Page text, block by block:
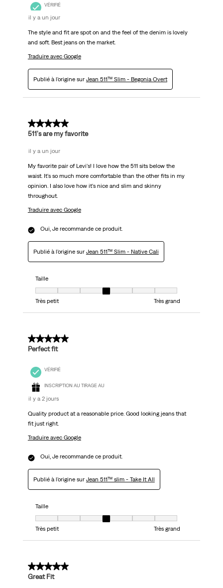
VÉRIFIÉ
il y a un jour
The style and fit are spot on and the feel of the denim is lovely
and soft. Best jeans on the market.
Traduire avec Google
Publié à l'origine sur Jean 511™ Slim - Begonia Overt
5 sur 5 étoiles.
511's are my favorite
il y a un jour
My favorite pair of Levi's! I love how the 511 sits below the
waist. It's so much more comfortable than the other fits in my
opinion. I also love how it's nice and slim and skinny
throughout.
Traduire avec Google
Oui, Je recommande ce produit.
Publié à l'origine sur Jean 511™ Slim - Native Cali
Taille
Taille, 4 sur 7, où 1 est égal à Très petit et 7 est égal à Très grand
Très petit
Très grand
5 sur 5 étoiles.
Perfect fit
VÉRIFIÉ
INSCRIPTION AU TIRAGE AU
il y a 2 jours
Quality product at a reasonable price. Good looking jeans that
fit just right.
Traduire avec Google
Oui, Je recommande ce produit.
Publié à l'origine sur Jean 511™ slim - Take It All
Taille
Taille, 4 sur 7, où 1 est égal à Très petit et 7 est égal à Très grand
Très petit
Très grand
5 sur 5 étoiles.
Great Fit